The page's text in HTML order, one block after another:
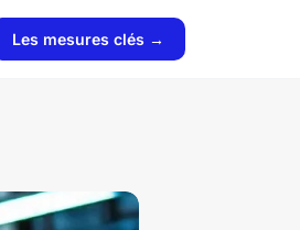
Les mesures clés →